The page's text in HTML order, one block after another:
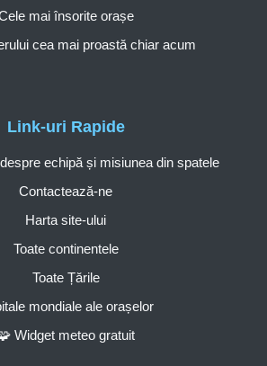
Link-uri Rapide
echipă și misiunea din spatele
Contactează-ne
Harta site-ului
Toate continentele
Toate Țările
mondiale ale orașelor
Widget meteo gratuit
mai însorite orașe
cea mai proastă chiar acum